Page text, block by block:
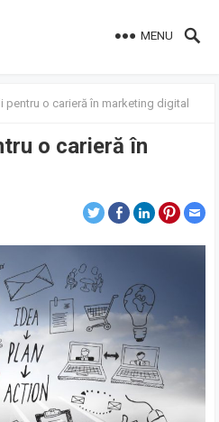
MENU
pentru o carieră în marketing digital
o carieră în